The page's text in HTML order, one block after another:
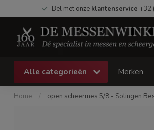
Bel met onze klantenservice +32
Alle categorieën Merken
Home / open scheermes 5/8 - Solingen